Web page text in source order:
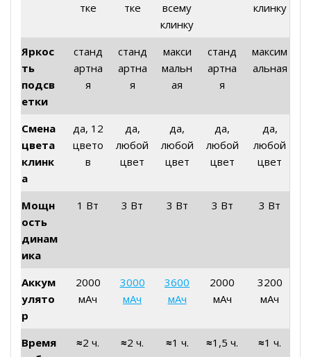
тке
тке
всему
клинку
клинку
Яркос
ть
подсв
етки
станд
артна
я
станд
артна
я
макси
мальн
ая
станд
артна
я
максим
альная
Смена
цвета
клинк
а
да, 12
цвето
в
да,
любой
цвет
да,
любой
цвет
да,
любой
цвет
да,
любой
цвет
Мощн
ость
динам
ика
1 Вт 3 Вт 3 Вт 3 Вт 3 Вт
Аккум
улято
р
2000
мАч
3000
мАч
3600
мАч
2000
мАч
3200
мАч
Время
≈2 ч. ≈2 ч. ≈1 ч. ≈1,5 ч. ≈1 ч.